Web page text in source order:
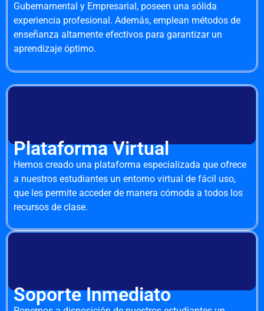
Gubernamental y Empresarial, poseen una sólida
experiencia profesional. Además, emplean métodos de
enseñanza altamente efectivos para garantizar un
aprendizaje óptimo.
Plataforma Virtual
Hemos creado una plataforma especializada que ofrece
a nuestros estudiantes un entorno virtual de fácil uso,
que les permite acceder de manera cómoda a todos los
recursos de clase.
Soporte Inmediato